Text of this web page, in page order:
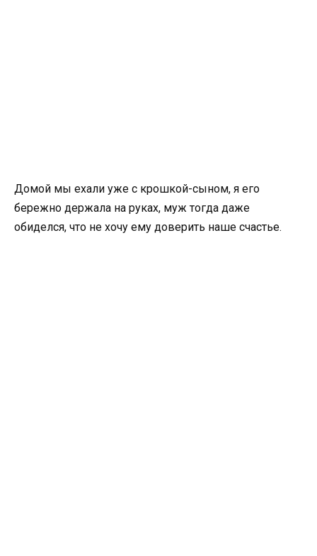
Домой мы ехали уже с крошкой-сыном, я его
бережно держала на руках, муж тогда даже
обиделся, что не хочу ему доверить наше счастье.